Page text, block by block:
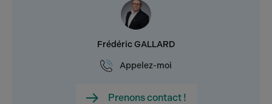
Frédéric GALLARD
Appelez-moi
Prenons contact !